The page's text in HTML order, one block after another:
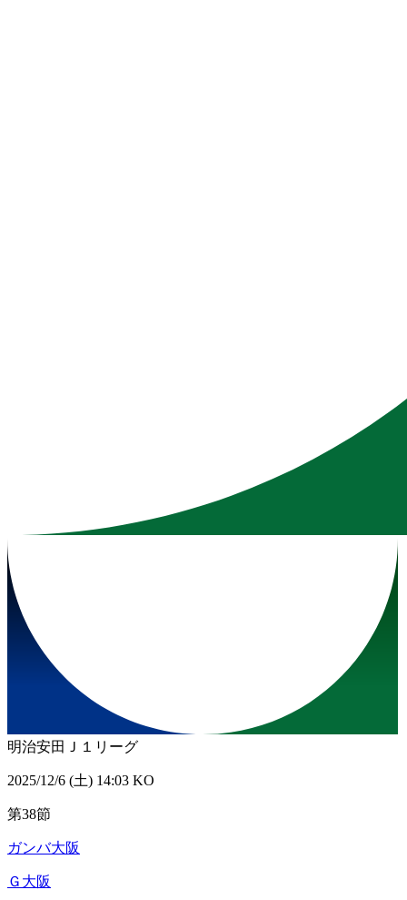
明治安田Ｊ１リーグ
2025/12/6 (土) 14:03 KO
第38節
ガンバ大阪
Ｇ大阪